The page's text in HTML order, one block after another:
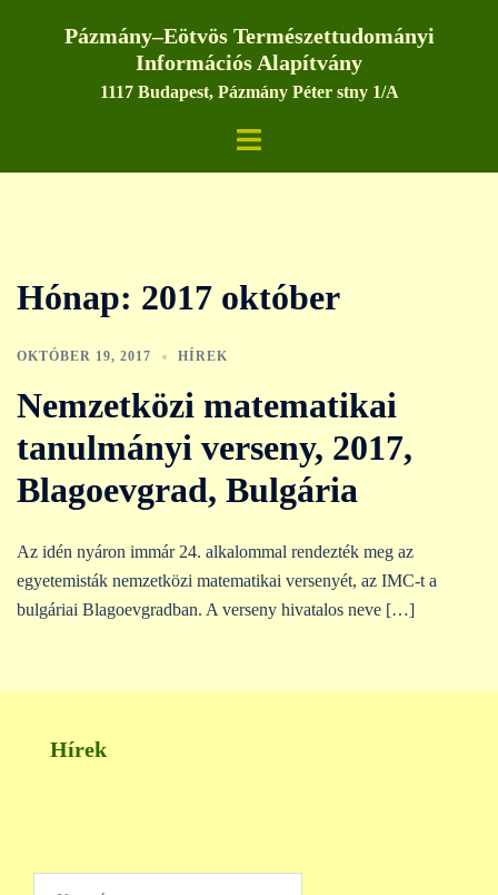
Pázmány–Eötvös Természettudományi
Információs Alapítvány
1117 Budapest, Pázmány Péter stny 1/A
Toggle
Hónap: 2017 október
OKTÓBER 19, 2017 HÍREK
Nemzetközi matematikai
tanulmányi verseny, 2017,
Blagoevgrad, Bulgária
Az idén nyáron immár 24. alkalommal rendezték meg az
egyetemisták nemzetközi matematikai versenyét, az IMC-t a
bulgáriai Blagoevgradban. A verseny hivatalos neve […]
Hírek